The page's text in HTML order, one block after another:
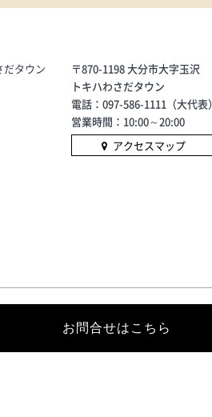
だタウン
〒870-1198 大分市大字玉沢
トキハわさだタウン
電話：097-586-1111（大代表）
営業時間：10:00～20:00
アクセスマップ
お問合せはこちら